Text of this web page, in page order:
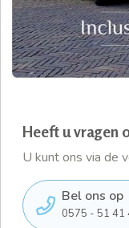
Heeft u vragen
U kunt ons via de
Bel ons op
0575 - 51 41